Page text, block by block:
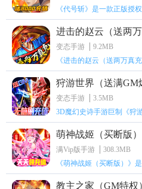
进击的赵云（送两万
变态手游
9.2MB
《进击的赵云（送两万真
狩游世界（送满GM
变态手游
3.5MB
3D魔幻史诗手游巨制《狩
萌神战姬（买断版）
满Vip版手游
308.3MB
教主之家（GM特权